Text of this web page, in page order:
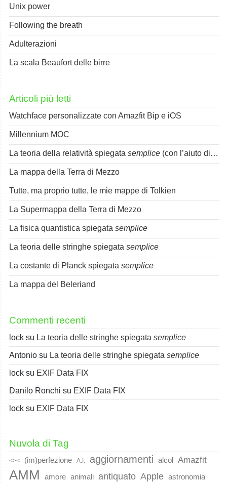
Unix power
Following the breath
Adulterazioni
La scala Beaufort delle birre
Articoli più letti
Watchface personalizzate con Amazfit Bip e iOS
Millennium MOC
La teoria della relatività spiegata semplice (con l’aiuto di Spok)
La mappa della Terra di Mezzo
Tutte, ma proprio tutte, le mie mappe di Tolkien
La Supermappa della Terra di Mezzo
La fisica quantistica spiegata semplice
La teoria delle stringhe spiegata semplice
La costante di Planck spiegata semplice
La mappa del Beleriand
Commenti recenti
lock su La teoria delle stringhe spiegata semplice
Antonio su La teoria delle stringhe spiegata semplice
lock su EXIF Data FIX
Danilo Ronchi su EXIF Data FIX
lock su EXIF Data FIX
Nuvola di Tag
<>< (im)perfezione A.I. aggiornamenti alcol Amazfit
AMM amore animali antiquato Apple astronomia